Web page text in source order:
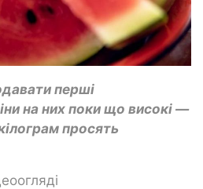
перші
на них поки що високі —
просять